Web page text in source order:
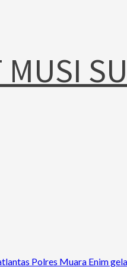
Polres Muara Enim